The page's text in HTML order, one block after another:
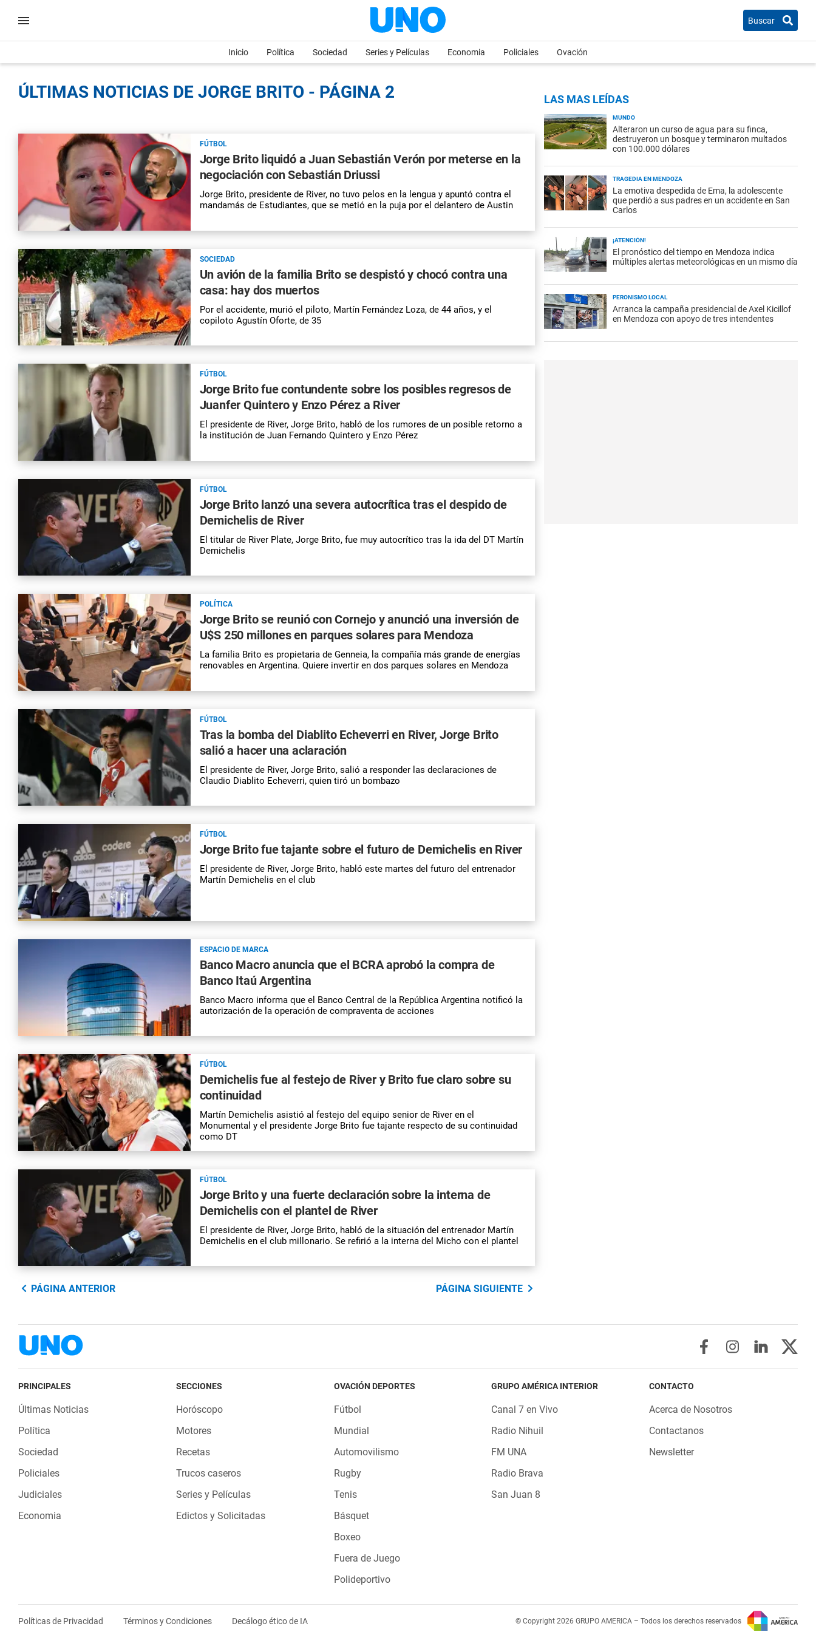
Buscar
Inicio Política Sociedad Series y Películas Economia Policiales Ovación
ÚLTIMAS NOTICIAS DE JORGE BRITO - PÁGINA 2
FÚTBOL
Jorge Brito liquidó a Juan Sebastián Verón por meterse en la
negociación con Sebastián Driussi
Jorge Brito, presidente de River, no tuvo pelos en la lengua y apuntó contra el
mandamás de Estudiantes, que se metió en la puja por el delantero de Austin
SOCIEDAD
Un avión de la familia Brito se despistó y chocó contra una
casa: hay dos muertos
Por el accidente, murió el piloto, Martín Fernández Loza, de 44 años, y el
copiloto Agustín Oforte, de 35
FÚTBOL
Jorge Brito fue contundente sobre los posibles regresos de
Juanfer Quintero y Enzo Pérez a River
El presidente de River, Jorge Brito, habló de los rumores de un posible retorno a
la institución de Juan Fernando Quintero y Enzo Pérez
FÚTBOL
Jorge Brito lanzó una severa autocrítica tras el despido de
Demichelis de River
El titular de River Plate, Jorge Brito, fue muy autocrítico tras la ida del DT Martín
Demichelis
POLÍTICA
Jorge Brito se reunió con Cornejo y anunció una inversión de
U$S 250 millones en parques solares para Mendoza
La familia Brito es propietaria de Genneia, la compañía más grande de energías
renovables en Argentina. Quiere invertir en dos parques solares en Mendoza
FÚTBOL
Tras la bomba del Diablito Echeverri en River, Jorge Brito
salió a hacer una aclaración
El presidente de River, Jorge Brito, salió a responder las declaraciones de
Claudio Diablito Echeverri, quien tiró un bombazo
FÚTBOL
Jorge Brito fue tajante sobre el futuro de Demichelis en River
El presidente de River, Jorge Brito, habló este martes del futuro del entrenador
Martín Demichelis en el club
ESPACIO DE MARCA
Banco Macro anuncia que el BCRA aprobó la compra de
Banco Itaú Argentina
Banco Macro informa que el Banco Central de la República Argentina notificó la
autorización de la operación de compraventa de acciones
FÚTBOL
Demichelis fue al festejo de River y Brito fue claro sobre su
continuidad
Martín Demichelis asistió al festejo del equipo senior de River en el
Monumental y el presidente Jorge Brito fue tajante respecto de su continuidad
como DT
FÚTBOL
Jorge Brito y una fuerte declaración sobre la interna de
Demichelis con el plantel de River
El presidente de River, Jorge Brito, habló de la situación del entrenador Martín
Demichelis en el club millonario. Se refirió a la interna del Micho con el plantel
PÁGINA ANTERIOR PÁGINA SIGUIENTE
LAS MAS LEÍDAS
MUNDO
Alteraron un curso de agua para su finca,
destruyeron un bosque y terminaron multados
con 100.000 dólares
TRAGEDIA EN MENDOZA
La emotiva despedida de Ema, la adolescente
que perdió a sus padres en un accidente en San
Carlos
¡ATENCIÓN!
El pronóstico del tiempo en Mendoza indica
múltiples alertas meteorológicas en un mismo día
PERONISMO LOCAL
Arranca la campaña presidencial de Axel Kicillof
en Mendoza con apoyo de tres intendentes
PRINCIPALES
Últimas Noticias
Política
Sociedad
Policiales
Judiciales
Economia
SECCIONES
Horóscopo
Motores
Recetas
Trucos caseros
Series y Películas
Edictos y Solicitadas
OVACIÓN DEPORTES
Fútbol
Mundial
Automovilismo
Rugby
Tenis
Básquet
Boxeo
Fuera de Juego
Polideportivo
GRUPO AMÉRICA INTERIOR
Canal 7 en Vivo
Radio Nihuil
FM UNA
Radio Brava
San Juan 8
CONTACTO
Acerca de Nosotros
Contactanos
Newsletter
Políticas de Privacidad Términos y Condiciones Decálogo ético de IA © Copyright 2026 GRUPO AMERICA – Todos los derechos reservados